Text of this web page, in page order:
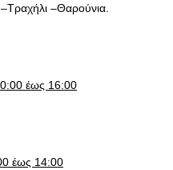
–Θαρούνια.
έως 16:00
έως 14:00